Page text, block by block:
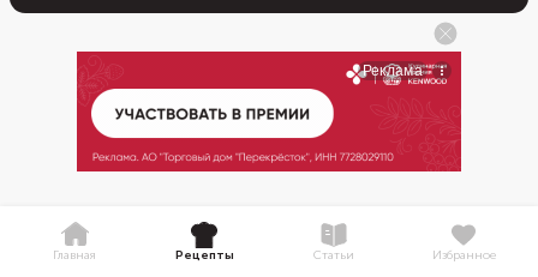
Главная Рецепты Статьи Избранное